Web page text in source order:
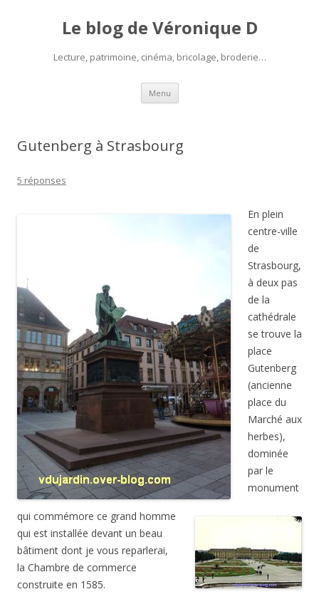
Le blog de Véronique D
Lecture, patrimoine, cinéma, bricolage, broderie…
Menu Aller
contenu
Gutenberg à Strasbourg
5 réponses
En plein
centre-ville
de
Strasbourg,
à deux pas
de la
cathédrale
se trouve la
place
Gutenberg
(ancienne
place du
Marché aux
herbes),
dominée
par le
monument
qui commémore ce grand homme
qui est installée devant un beau
bâtiment dont je vous reparlerai,
la Chambre de commerce
construite en 1585.